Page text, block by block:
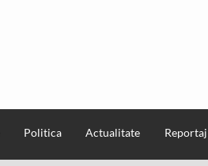
Politica Actualitate Reportaj